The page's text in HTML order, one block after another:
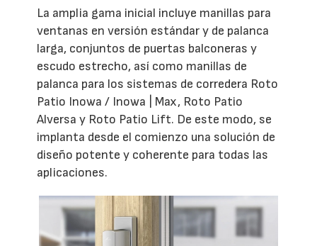
La amplia gama inicial incluye manillas para
ventanas en versión estándar y de palanca
larga, conjuntos de puertas balconeras y
escudo estrecho, así como manillas de
palanca para los sistemas de corredera Roto
Patio Inowa / Inowa | Max, Roto Patio
Alversa y Roto Patio Lift. De este modo, se
implanta desde el comienzo una solución de
diseño potente y coherente para todas las
aplicaciones.